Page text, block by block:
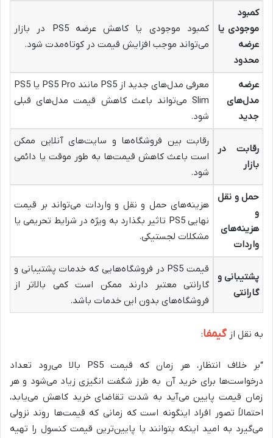
کمبود
موجودی یا
عرضه
محدود
کمبود موجودی یا کاهش عرضه PS5 در بازار
می‌تواند موجب افزایش قیمت در کوتاه‌مدت شود.
عرضه
مدل‌های
جدید
معرفی مدل‌های جدید از PS5 مانند PS5 Pro یا PS5
Slim می‌تواند باعث کاهش قیمت مدل‌های قبلی
شود.
رقابت در
بازار
رقابت بین فروشگاه‌ها و سایت‌های آنلاین ممکن
است باعث کاهش قیمت‌ها به طور موقت یا دائمی
شود.
حمل و نقل
و
هزینه‌های
واردات
هزینه‌های حمل و نقل و واردات می‌تواند بر قیمت
نهایی PS5 تاثیر بگذارد به ویژه در شرایط تحریمی یا
مشکلات لجستیکی.
پشتیبانی و
گارانتی
قیمت PS5 در فروشگاه‌هایی که خدمات پشتیبانی و
گارانتی معتبر دارند ممکن است کمی بالاتر از
فروشگاه‌های بدون این خدمات باشد.
به نقل از گیمفا:
“بر خلاف انتظار، هر زمان که قیمت PS5 بالا می‌رود تعداد
درخواست‌ها برای خرید آن به طرز شگفت انگیزی زیاد می‌شود و هر
زمان قیمت پایین می‌آید به شدت تقاضای خرید کاهش می‌یابد،
احتمالاً تصور افراد اینگونه است که زمانی که قیمت‌ها روند نزولی
می‌گیرد به امید اینکه بتوانند با پایین‌ترین قیمت کنسول را تهیه